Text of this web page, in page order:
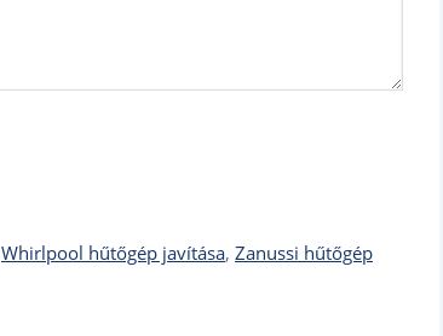
Whirlpool hűtőgép javítása, Zanussi hűtőgép